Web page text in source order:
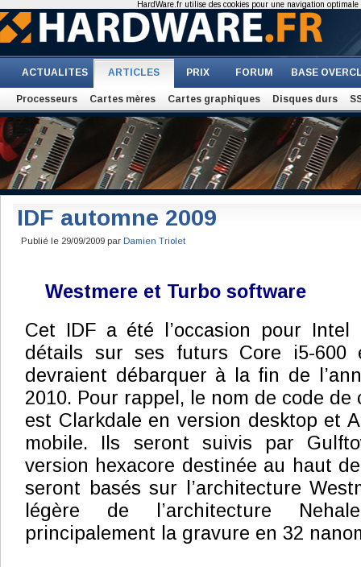
ACTUALITES ARTICLES PRIX FORUM BASE
Processeurs Cartes mères Cartes graphiques Disques durs
IDF automne 2009
Publié le 29/09/2009 par Damien Triolet
Westmere et Turbo software
Cet IDF a été l’occasion pour
détails sur ses futurs Core i5-600
devraient débarquer à la fin de
2010. Pour rappel, le nom de code de
est Clarkdale en version desktop et
mobile. Ils seront suivis par
version hexacore destinée au haut
seront basés sur l’architecture
légère de l’architecture
principalement la gravure en 32
HardWare.fr utilise des cookies pour une navigation